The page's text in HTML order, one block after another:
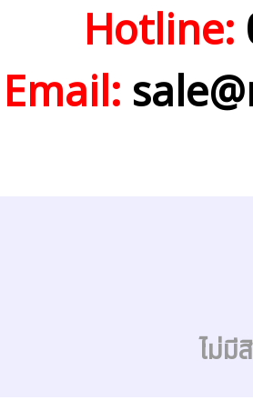
Hotline:
Email:
ไม่มี